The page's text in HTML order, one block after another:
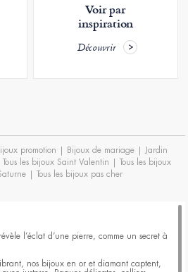
Voir par
inspiration
Découvrir
promotion | Bijoux de mariage | Jardin
Tous les bijoux Saint Valentin |Tous les bijoux
|Tous les bijoux pas cher
l’éclat d’une pierre, comme un secret à
nos bijoux en or et diamant captent,